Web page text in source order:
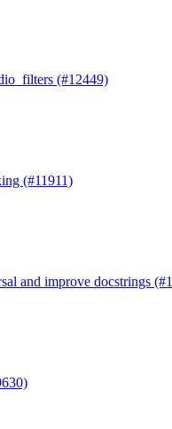
(#12449)
(#11911)
and improve docstrings